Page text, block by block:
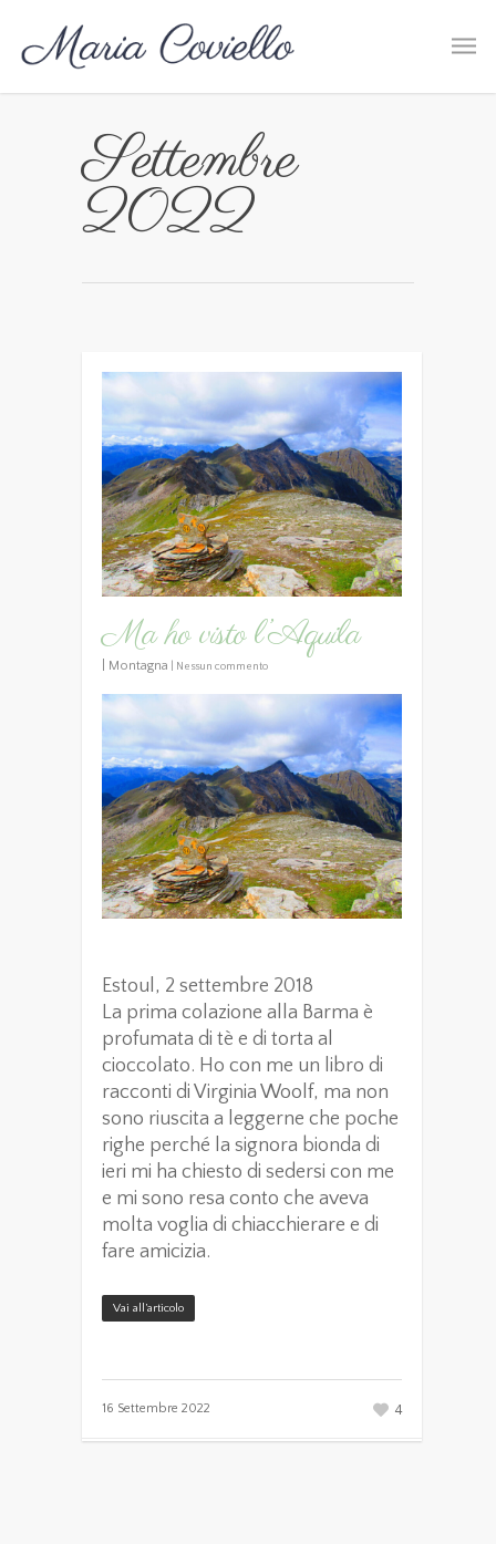
Settembre
2022
Ma ho visto l’Aquila
Montagna Nessun commento
Estoul, 2 settembre 2018
La prima colazione alla Barma è
profumata di tè e di torta al
cioccolato. Ho con me un libro di
racconti di Virginia Woolf, ma non
sono riuscita a leggerne che poche
righe perché la signora bionda di
ieri mi ha chiesto di sedersi con me
e mi sono resa conto che aveva
molta voglia di chiacchierare e di
fare amicizia.
Vai all’articolo
16 Settembre 2022 4